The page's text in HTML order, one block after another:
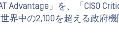
Advantage」を、「CISO
界中の2,100を超える政府